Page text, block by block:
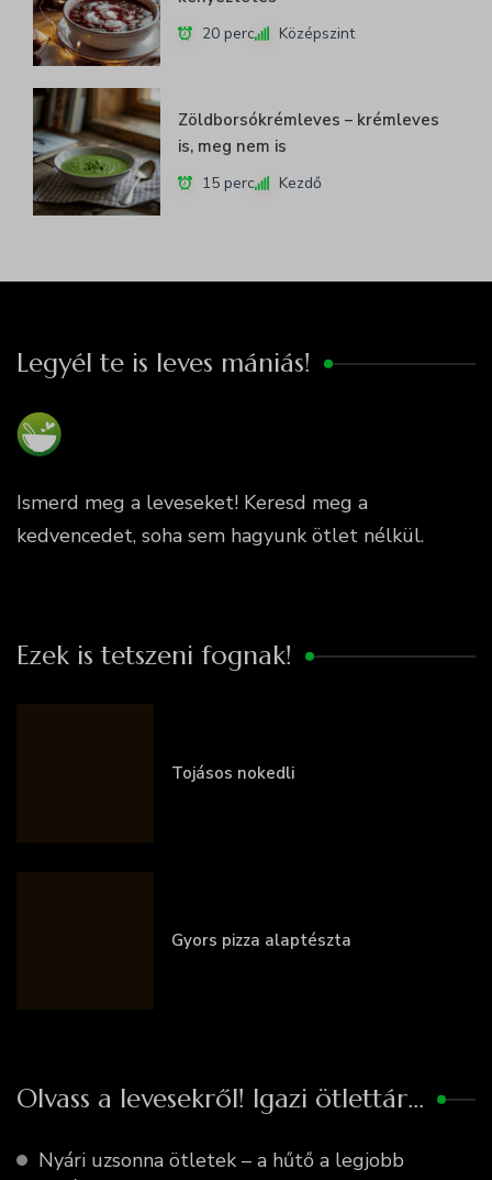
20 perc Középszint
Zöldborsókrémleves – krémleves
is, meg nem is
15 perc Kezdő
Legyél te is leves mániás!
Ismerd meg a leveseket! Keresd meg a
kedvencedet, soha sem hagyunk ötlet nélkül.
Ezek is tetszeni fognak!
Tojásos nokedli
Gyors pizza alaptészta
Olvass a levesekről! Igazi ötlettár…
Nyári uzsonna ötletek – a hűtő a legjobb